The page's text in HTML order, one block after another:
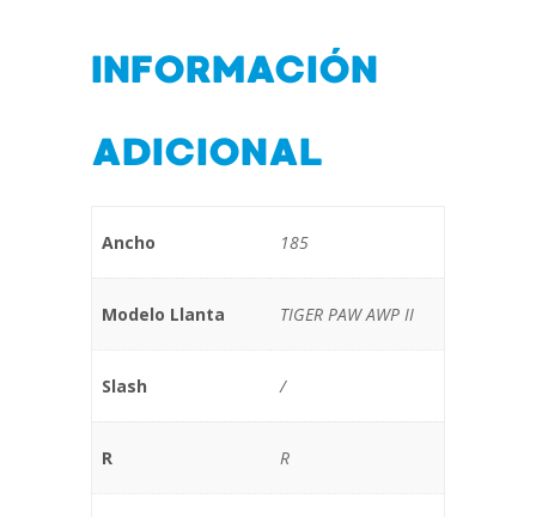
INFORMACIÓN
ADICIONAL
Ancho 185
Modelo Llanta TIGER PAW AWP II
Slash /
R R